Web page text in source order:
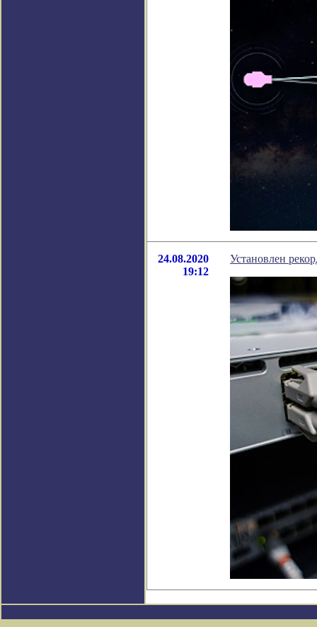
24.08.2020
19:12
Установлен